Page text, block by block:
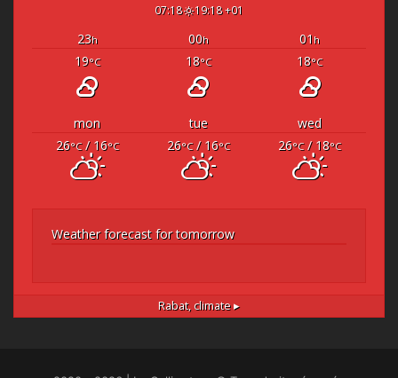
07:18 19:18 +01
23h 00h 01 h
19°C 18°C 18°C
mon tue
wed
26°C/ 16°C 26°C/ 16°C 26°C/ 18°C
Weather forecast for tomorrow
Rabat, climate ▸